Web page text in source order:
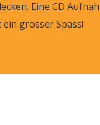
Eine CD
grosser Spass!